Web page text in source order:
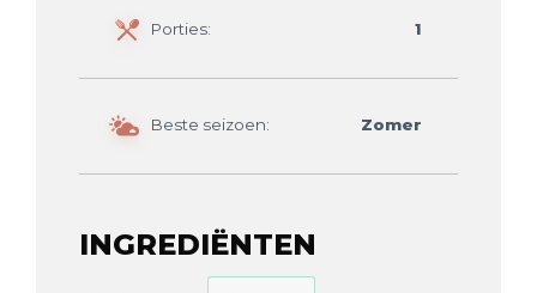
Porties: 1
Beste seizoen: Zomer
INGREDIËNTEN